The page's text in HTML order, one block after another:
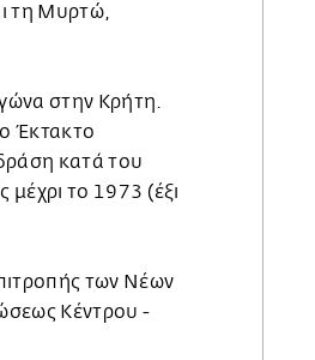
τη Μυρτώ,
στην Κρήτη.
Έκτακτο
κατά του
μέχρι το 1973 (έξι
των Νέων
Κέντρου -